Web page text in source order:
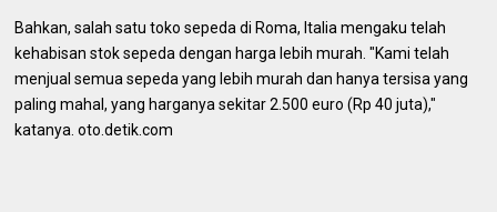
Bahkan, salah satu toko sepeda di Roma, Italia mengaku telah
kehabisan stok sepeda dengan harga lebih murah. "Kami telah
menjual semua sepeda yang lebih murah dan hanya tersisa yang
paling mahal, yang harganya sekitar 2.500 euro (Rp 40 juta),"
katanya. oto.detik.com